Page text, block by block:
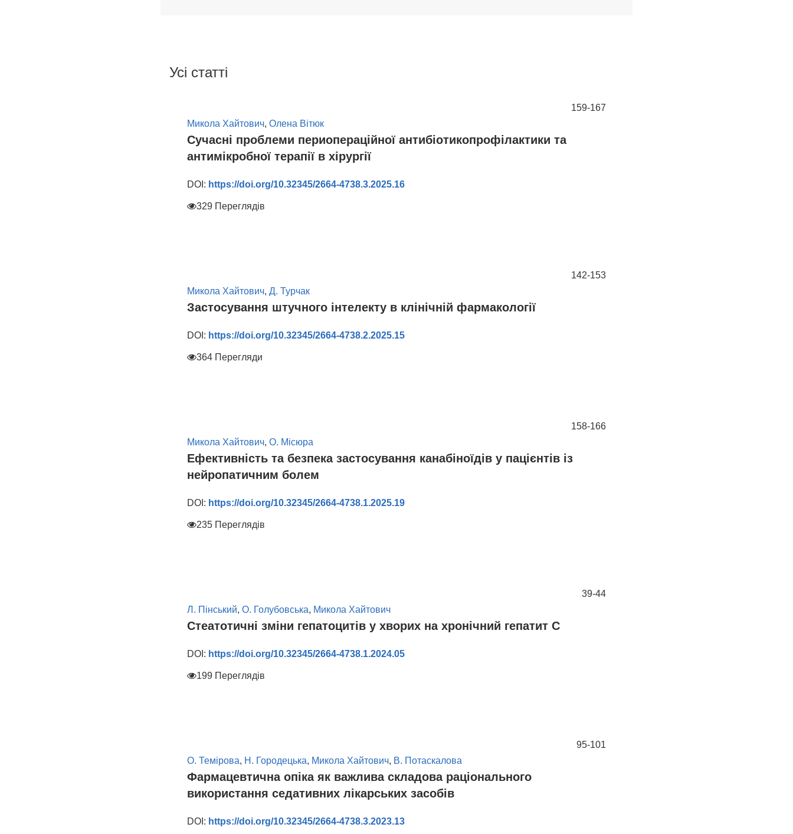
Усі статті
159-167
Микола Хайтович, Олена Вітюк
Сучасні проблеми периопераційної антибіотикопрофілактики та
антимікробної терапії в хірургії
DOI: https://doi.org/10.32345/2664-4738.3.2025.16
329 Переглядів
142-153
Микола Хайтович, Д. Турчак
Застосування штучного інтелекту в клінічній фармакології
DOI: https://doi.org/10.32345/2664-4738.2.2025.15
364 Перегляди
158-166
Микола Хайтович, О. Місюра
Ефективність та безпека застосування канабіноїдів у пацієнтів із
нейропатичним болем
DOI: https://doi.org/10.32345/2664-4738.1.2025.19
235 Переглядів
39-44
Л. Пінський, О. Голубовська, Микола Хайтович
Стеатотичні зміни гепатоцитів у хворих на хронічний гепатит C
DOI: https://doi.org/10.32345/2664-4738.1.2024.05
199 Переглядів
95-101
О. Темірова, Н. Городецька, Микола Хайтович, В. Потаскалова
Фармацевтична опіка як важлива складова раціонального
використання седативних лікарських засобів
DOI: https://doi.org/10.32345/2664-4738.3.2023.13